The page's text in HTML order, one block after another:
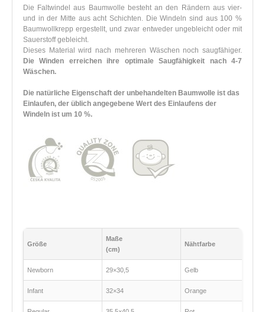
Die Faltwindel aus Baumwolle besteht an den Rändern aus vier-
und in der Mitte aus acht Schichten. Die Windeln sind aus 100 %
Baumwollkrepp ergestellt, und zwar entweder ungebleicht oder mit
Sauerstoff gebleicht.
Dieses Material wird nach mehreren Wäschen noch saugfähiger.
Die Winden erreichen ihre optimale Saugfähigkeit nach 4-7
Wäschen.
Die natürliche Eigenschaft der unbehandelten Baumwolle ist das
Einlaufen, der üblich angegebene Wert des Einlaufens der
Windeln ist um 10 %.
Größe
Maße
(cm)
Nähtfarbe
Newborn 29×30,5 Gelb
Infant 32×34 Orange